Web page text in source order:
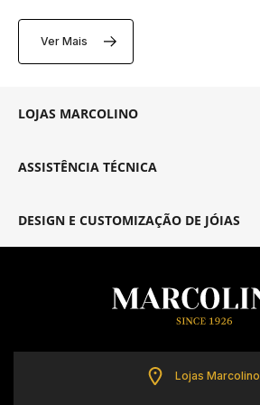
TISSOT
Ver Mais
LOJAS MARCOLINO
ASSISTÊNCIA TÉCNICA
DESIGN E CUSTOMIZAÇÃO DE JÓIAS
Lojas Marcolino